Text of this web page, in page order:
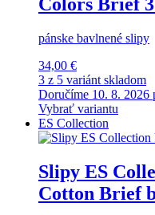
pánske bavlnené slipy
34,00 €
3 z 5 variánt skladom
Doručíme 10. 8. 2026
Vybrať variantu
ES Collection
Slipy ES
Cotton Brief